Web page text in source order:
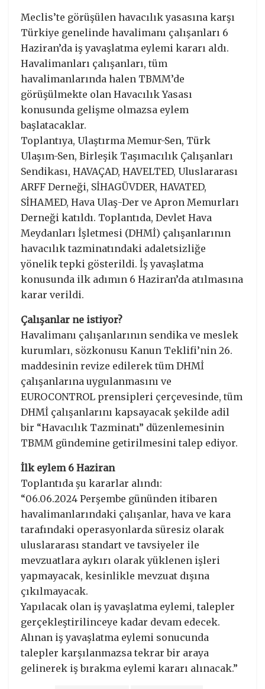
Meclis’te görüşülen havacılık yasasına karşı
Türkiye genelinde havalimanı çalışanları 6
Haziran’da iş yavaşlatma eylemi kararı aldı.
Havalimanları çalışanları, tüm
havalimanlarında halen TBMM’de
görüşülmekte olan Havacılık Yasası
konusunda gelişme olmazsa eylem
başlatacaklar.
Toplantıya, Ulaştırma Memur-Sen, Türk
Ulaşım-Sen, Birleşik Taşımacılık Çalışanları
Sendikası, HAVAÇAD, HAVELTED, Uluslararası
ARFF Derneği, SİHAGÜVDER, HAVATED,
SİHAMED, Hava Ulaş-Der ve Apron Memurları
Derneği katıldı. Toplantıda, Devlet Hava
Meydanları İşletmesi (DHMİ) çalışanlarının
havacılık tazminatındaki adaletsizliğe
yönelik tepki gösterildi. İş yavaşlatma
konusunda ilk adımın 6 Haziran’da atılmasına
karar verildi.
Çalışanlar ne istiyor?
Havalimanı çalışanlarının sendika ve meslek
kurumları, sözkonusu Kanun Teklifi’nin 26.
maddesinin revize edilerek tüm DHMİ
çalışanlarına uygulanmasını ve
EUROCONTROL prensipleri çerçevesinde, tüm
DHMİ çalışanlarını kapsayacak şekilde adil
bir “Havacılık Tazminatı” düzenlemesinin
TBMM gündemine getirilmesini talep ediyor.
İlk eylem 6 Haziran
Toplantıda şu kararlar alındı:
“06.06.2024 Perşembe gününden itibaren
havalimanlarındaki çalışanlar, hava ve kara
tarafındaki operasyonlarda süresiz olarak
uluslararası standart ve tavsiyeler ile
mevzuatlara aykırı olarak yüklenen işleri
yapmayacak, kesinlikle mevzuat dışına
çıkılmayacak.
Yapılacak olan iş yavaşlatma eylemi, talepler
gerçekleştirilinceye kadar devam edecek.
Alınan iş yavaşlatma eylemi sonucunda
talepler karşılanmazsa tekrar bir araya
gelinerek iş bırakma eylemi kararı alınacak.”